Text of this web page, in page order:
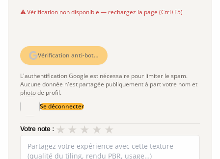
Vérification non disponible — rechargez la page (Ctrl+F5)
Vérification anti-bot…
L'authentification Google est nécessaire pour limiter le spam.
Aucune donnée n'est partagée publiquement à part votre nom et
photo de profil.
Se déconnecter
Votre note : ★
★
★
★
★